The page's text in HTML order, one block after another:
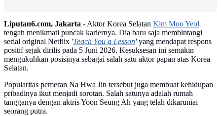
Liputan6.com, Jakarta -Aktor Korea Selatan Kim Moo Yeol
tengah menikmati puncak kariernya. Dia baru saja membintangi
serial original Netflix 'Teach You a Lesson'yang mendapat respons
positif sejak dirilis pada 5 Juni 2026. Kesuksesan ini semakin
mengukuhkan posisinya sebagai salah satu aktor papan atas Korea
Selatan.
Popularitas pemeran Na Hwa Jin tersebut juga membuat kehidupan
pribadinya ikut menjadi sorotan. Salah satunya adalah rumah
tangganya dengan aktris Yoon Seung Ah yang telah dikaruniai
seorang putra.